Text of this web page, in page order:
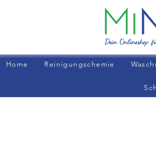
Home Reinigungschemie